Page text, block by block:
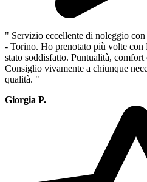
" Servizio eccellente di noleggio
- Torino. Ho prenotato più volte
stato soddisfatto. Puntualità,
Consiglio vivamente a chiunque
qualità. "
Giorgia P.